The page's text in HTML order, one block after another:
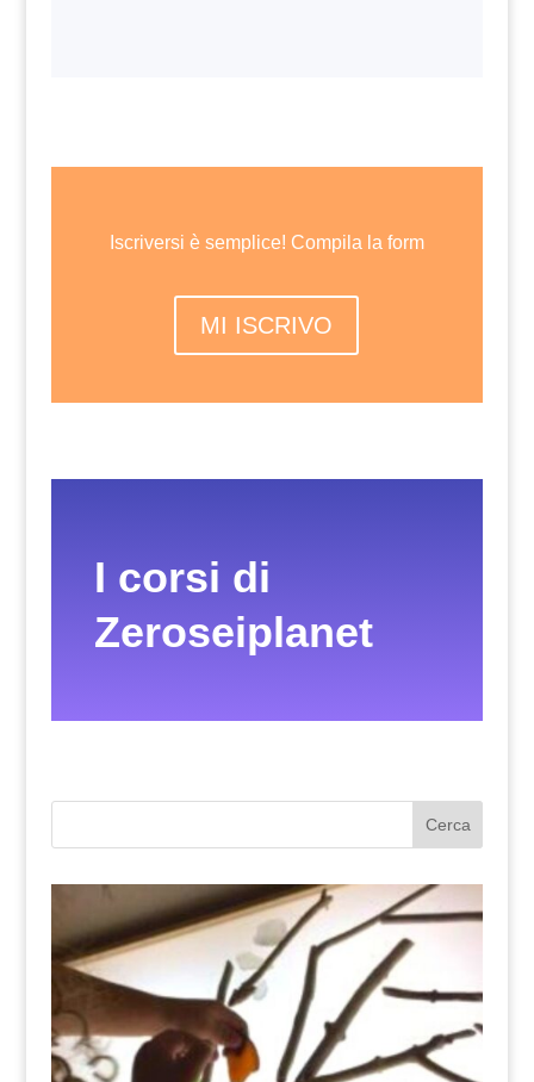
Iscriversi è semplice! Compila la form
MI ISCRIVO
I corsi di
Zeroseiplanet
Cerca